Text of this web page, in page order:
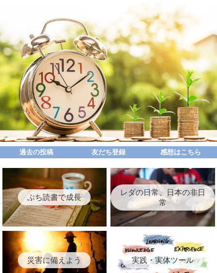
過去の投稿 友だち登録 感想はこちら
ぷち読書で成長
レダの日常、日本の非日
常
災害に備えよう 実践・実体ツール